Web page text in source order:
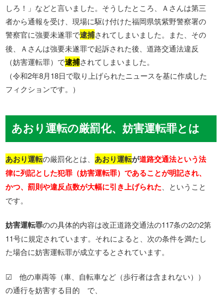
しろ！」などと言いました。そうしたところ、Ａさんは第三
者から通報を受け、現場に駆け付けた福岡県筑紫野警察署の
警察官に強要未遂罪で逮捕されてしまいました。また、その
後、Ａさんは強要未遂罪で起訴された後、道路交通法違反
（妨害運転罪）で逮捕されてしまいました。
（令和2年8月18日で取り上げられたニュースを基に作成した
フィクションです。）
あおり運転の厳罰化、妨害運転罪とは
あおり運転の厳罰化とは、 あおり運転が道路交通法という法
律に列記とした犯罪（妨害運転罪）であることが明記され、
かつ、罰則や違反点数が大幅に引き上げられた 、ということ
です。
妨害運転罪のの具体的内容は改正道路交通法の117条の2の2第
11号に規定されています。それによると、次の条件を満たし
た場合に妨害運転罪が成立するとされています。
☑ 他の車両等（車、自転車など（歩行者は含まれない））
の通行を妨害する目的 で、